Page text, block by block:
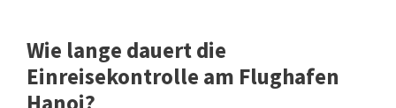
Wie lange dauert die
Einreisekontrolle am Flughafen